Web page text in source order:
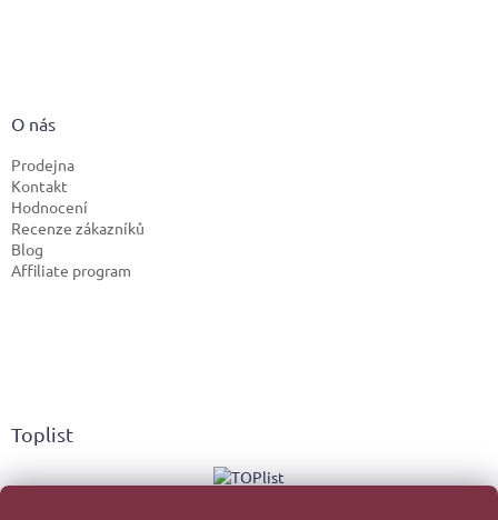
O nás
Prodejna
Kontakt
Hodnocení
Recenze zákazníků
Blog
Affiliate program
Toplist